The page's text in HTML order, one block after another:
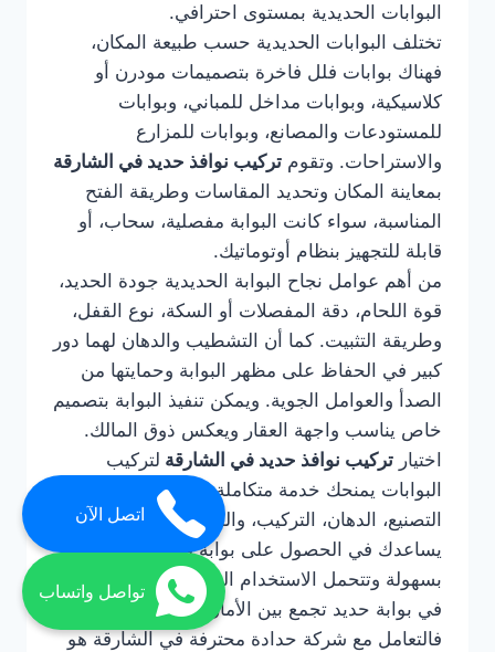
البوابات الحديدية بمستوى احترافي.
تختلف البوابات الحديدية حسب طبيعة المكان،
فهناك بوابات فلل فاخرة بتصميمات مودرن أو
كلاسيكية، وبوابات مداخل للمباني، وبوابات
للمستودعات والمصانع، وبوابات للمزارع
والاستراحات. وتقوم تركيب نوافذ حديد في الشارقة
بمعاينة المكان وتحديد المقاسات وطريقة الفتح
المناسبة، سواء كانت البوابة مفصلية، سحاب، أو
قابلة للتجهيز بنظام أوتوماتيك.
من أهم عوامل نجاح البوابة الحديدية جودة الحديد،
قوة اللحام، دقة المفصلات أو السكة، نوع القفل،
وطريقة التثبيت. كما أن التشطيب والدهان لهما دور
كبير في الحفاظ على مظهر البوابة وحمايتها من
الصدأ والعوامل الجوية. ويمكن تنفيذ البوابة بتصميم
خاص يناسب واجهة العقار ويعكس ذوق المالك.
اختيار تركيب نوافذ حديد في الشارقة لتركيب
البوابات يمنحك خدمة متكاملة تشمل التصميم،
التصنيع، الدهان، التركيب، والصيانة عند الحاجة. كما
يساعدك في الحصول على بوابة قوية تعمل
بسهولة وتتحمل الاستخدام اليومي. إذا كنت ترغب
في بوابة حديد تجمع بين الأمان والفخامة والمتانة،
فالتعامل مع شركة حدادة محترفة في الشارقة هو
اتصل الآن
تواصل واتساب